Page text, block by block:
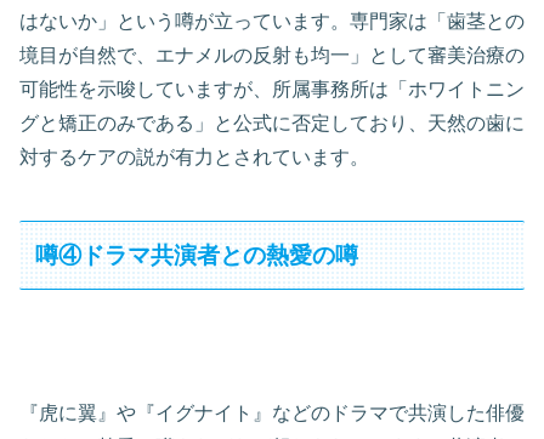
はないか」という噂が立っています。専門家は「歯茎との
境目が自然で、エナメルの反射も均一」として審美治療の
可能性を示唆していますが、所属事務所は「ホワイトニン
グと矯正のみである」と公式に否定しており、天然の歯に
対するケアの説が有力とされています。
噂④ドラマ共演者との熱愛の噂
『虎に翼』や『イグナイト』などのドラマで共演した俳優